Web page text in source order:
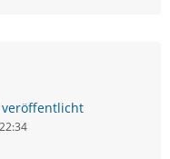
veröffentlicht